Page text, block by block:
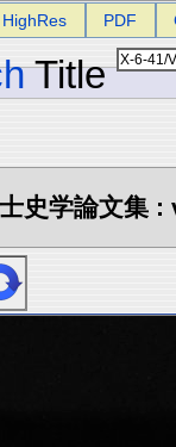
PDF
Title
史学論文集 :